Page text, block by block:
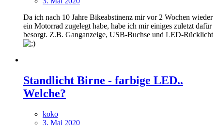
Da ich nach 10 Jahre Bikeabstinenz mir vor 2 Wochen wieder
ein Motorrad zugelegt habe, habe ich mir einiges zuletzt dafür
besorgt. Z.B. Ganganzeige, USB-Buchse und LED-Rücklicht
Standlicht Birne - farbige LED..
Welche?
koko
3. Mai 2020